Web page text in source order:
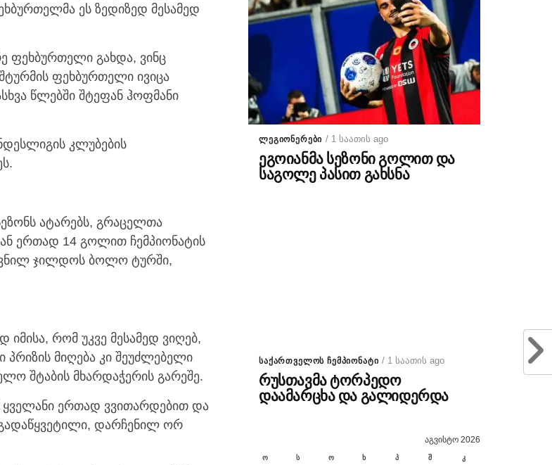
ეს ზედიზედ მესამედ
ფეხბურთელი გახდა, ვინც
ფეხბურთელი ივიცა
წლებში შტეფან ჰოფმანი
კლუბების
ატარებს, გრაცელთა
ერთად 14 გოლით ჩემპიონატის
ჯილდოს ბოლო ტურში,
იმისა, რომ უკვე მესამედ ვიღებ,
პრიზის მიღება კი შეუძლებელი
შტაბის მხარდაჭერის გარეშე.
ყველანი ერთად ვვითარდებით და
გადაწყვეტილი, დარჩენილ ორ
ᲚᲔᲒᲘᲝᲜᲔᲠᲔᲑᲘ / 1 საათის ago
ეგოიანმა სეზონი გოლით და
საგოლე პასით გახსნა
ᲡᲐᲥᲐᲠᲗᲕᲔᲚᲝᲡ ᲩᲔᲛᲞᲘᲝᲜᲐᲢᲘ / 1 საათის ago
რუსთავმა ტორპედო
დაამარცხა და გალიდერდა
აგვისტო 2026
ო ს ო ხ პ შ კ